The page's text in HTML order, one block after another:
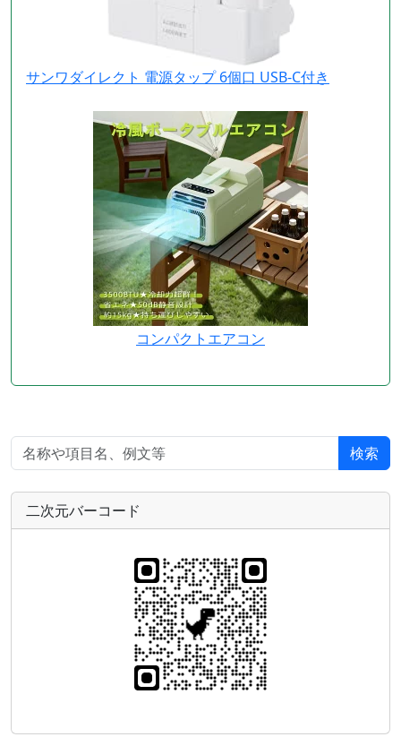
サンワダイレクト 電源タップ 6個口 USB-C付き
コンパクトエアコン
検索
二次元バーコード